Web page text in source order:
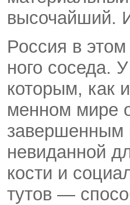
высочайший.
Россия в
ного соседа.
которым, как
менном мире
завершенным
невиданной
кости и
тутов —